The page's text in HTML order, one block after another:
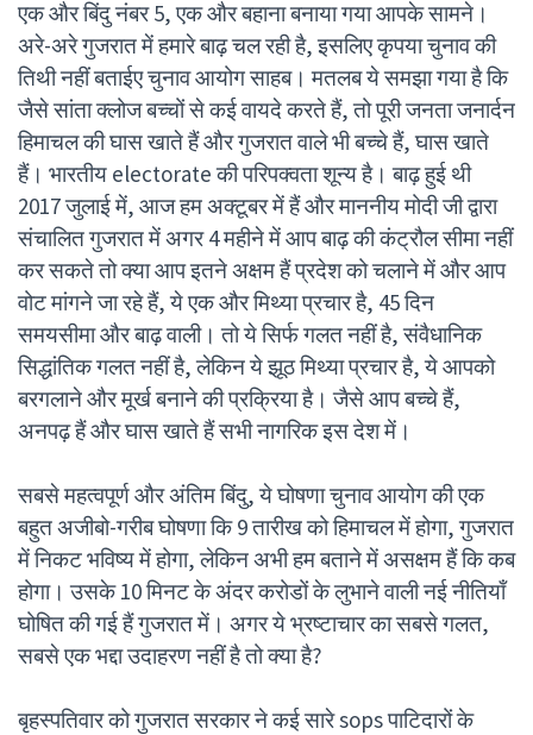
एक और बिंदु नंबर 5, एक और बहाना बनाया गया आपके सामने।
अरे-अरे गुजरात में हमारे बाढ़ चल रही है, इसलिए कृपया चुनाव की
तिथी नहीं बताईए चुनाव आयोग साहब। मतलब ये समझा गया है कि
जैसे सांता क्लोज बच्चों से कई वायदे करते हैं, तो पूरी जनता जनार्दन
हिमाचल की घास खाते हैं और गुजरात वाले भी बच्चे हैं, घास खाते
हैं। भारतीय electorate की परिपक्वता शून्य है। बाढ़ हुई थी
2017 जुलाई में, आज हम अक्टूबर में हैं और माननीय मोदी जी द्वारा
संचालित गुजरात में अगर 4 महीने में आप बाढ़ की कंट्रौल सीमा नहीं
कर सकते तो क्या आप इतने अक्षम हैं प्रदेश को चलाने में और आप
वोट मांगने जा रहे हैं, ये एक और मिथ्या प्रचार है, 45 दिन
समयसीमा और बाढ़ वाली। तो ये सिर्फ गलत नहीं है, संवैधानिक
सिद्धांतिक गलत नहीं है, लेकिन ये झूठ मिथ्या प्रचार है, ये आपको
बरगलाने और मूर्ख बनाने की प्रक्रिया है। जैसे आप बच्चे हैं,
अनपढ़ हैं और घास खाते हैं सभी नागरिक इस देश में।
सबसे महत्वपूर्ण और अंतिम बिंदु, ये घोषणा चुनाव आयोग की एक
बहुत अजीबो-गरीब घोषणा कि 9 तारीख को हिमाचल में होगा, गुजरात
में निकट भविष्य में होगा, लेकिन अभी हम बताने में असक्षम हैं कि कब
होगा। उसके 10 मिनट के अंदर करोडों के लुभाने वाली नई नीतियाँ
घोषित की गई हैं गुजरात में। अगर ये भ्रष्टाचार का सबसे गलत,
सबसे एक भद्दा उदाहरण नहीं है तो क्या है?
बृहस्पतिवार को गुजरात सरकार ने कई सारे sops पाटिदारों के